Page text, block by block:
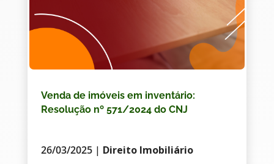
Venda de imóveis em inventário:
Resolução nº 571/2024 do CNJ
26/03/2025| Direito Imobiliário